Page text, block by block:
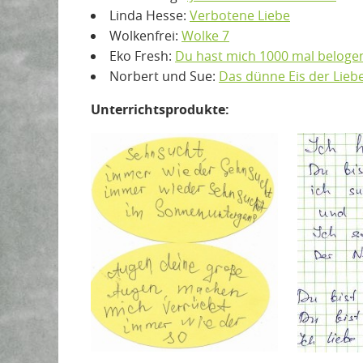
Linda Hesse: Verbotene Liebe
Wolkenfrei: Wolke 7
Eko Fresh: Du hast mich 1000 mal
Norbert und Sue: Das dünne Eis der
Unterrichtsprodukte: